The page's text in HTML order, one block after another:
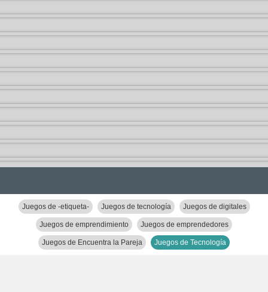
Juegos de -etiqueta- Juegos de tecnología Juegos de digitales
Juegos de emprendimiento Juegos de emprendedores
Juegos de Encuentra la Pareja Juegos de Tecnología